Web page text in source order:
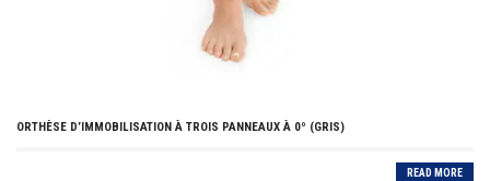
ORTHÈSE D’IMMOBILISATION À TROIS PANNEAUX À 0º (GRIS)
READ MORE